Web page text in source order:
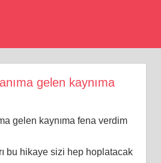
gelen kaynıma
gelen kaynıma fena verdim
bu hikaye sizi hep hoplatacak